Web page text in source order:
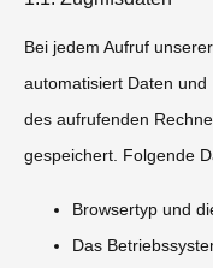
Bei jedem Aufruf
automatisiert Daten
des aufrufenden
gespeichert. Folgende
Browsertyp und
Das